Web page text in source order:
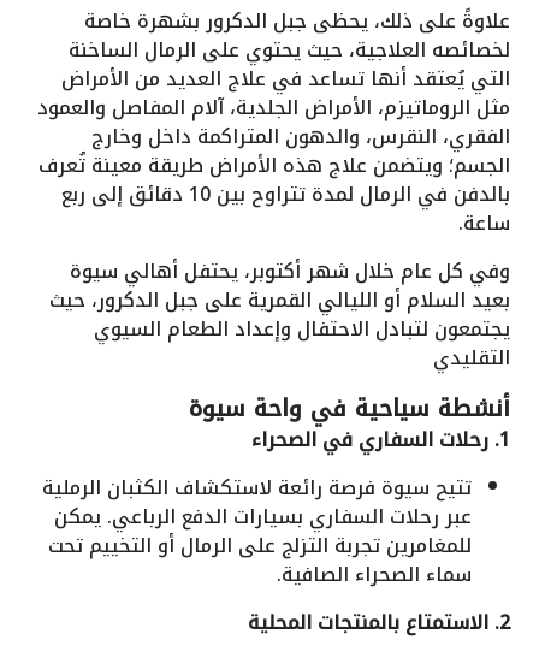
علاوةً على ذلك، يحظى جبل الدكرور بشهرة خاصة
لخصائصه العلاجية، حيث يحتوي على الرمال الساخنة
التي يُعتقد أنها تساعد في علاج العديد من الأمراض
مثل الروماتيزم، الأمراض الجلدية، آلام المفاصل والعمود
الفقري، النقرس، والدهون المتراكمة داخل وخارج
الجسم؛ ويتضمن علاج هذه الأمراض طريقة معينة تُعرف
بالدفن في الرمال لمدة تتراوح بين 10 دقائق إلى ربع
ساعة.
وفي كل عام خلال شهر أكتوبر، يحتفل أهالي سيوة
بعيد السلام أو الليالي القمرية على جبل الدكرور، حيث
يجتمعون لتبادل الاحتفال وإعداد الطعام السيوي
التقليدي
أنشطة سياحية في واحة سيوة
1. رحلات السفاري في الصحراء
تتيح سيوة فرصة رائعة لاستكشاف الكثبان الرملية
عبر رحلات السفاري بسيارات الدفع الرباعي. يمكن
للمغامرين تجربة التزلج على الرمال أو التخييم تحت
سماء الصحراء الصافية.
2. الاستمتاع بالمنتجات المحلية